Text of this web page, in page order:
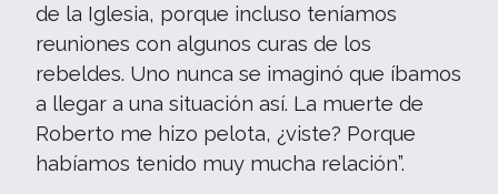
de la Iglesia, porque incluso teníamos
reuniones con algunos curas de los
rebeldes. Uno nunca se imaginó que íbamos
a llegar a una situación así. La muerte de
Roberto me hizo pelota, ¿viste? Porque
habíamos tenido muy mucha relación”.